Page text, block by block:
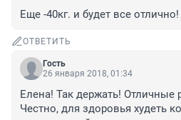
Еще -40кг. и будет все отлично!
ОТВЕТИТЬ
Гость
26 января 2018, 01:34
Елена! Так держать! Отличные
Честно, для здоровья худеть